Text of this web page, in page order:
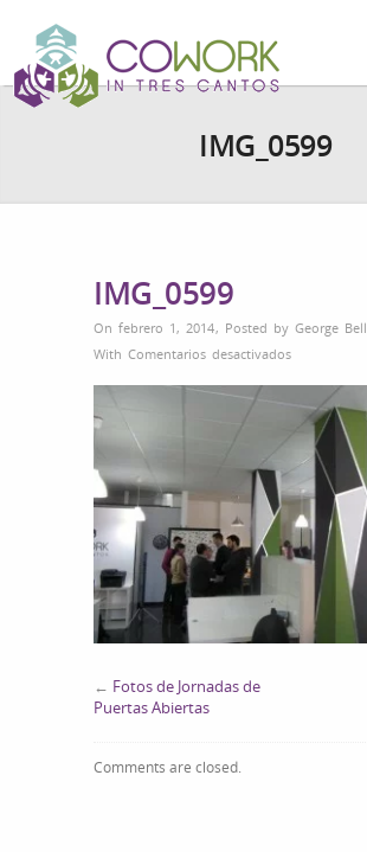
IMG_0599
IMG_0599
On febrero 1, 2014, Posted by George Bell
With Comentarios desactivadosen
← Fotos de Jornadas de
Puertas Abiertas
Comments are closed.